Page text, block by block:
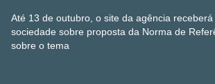
Até 13 de outubro, o site da agência
sociedade sobre proposta da Norma de
sobre o tema